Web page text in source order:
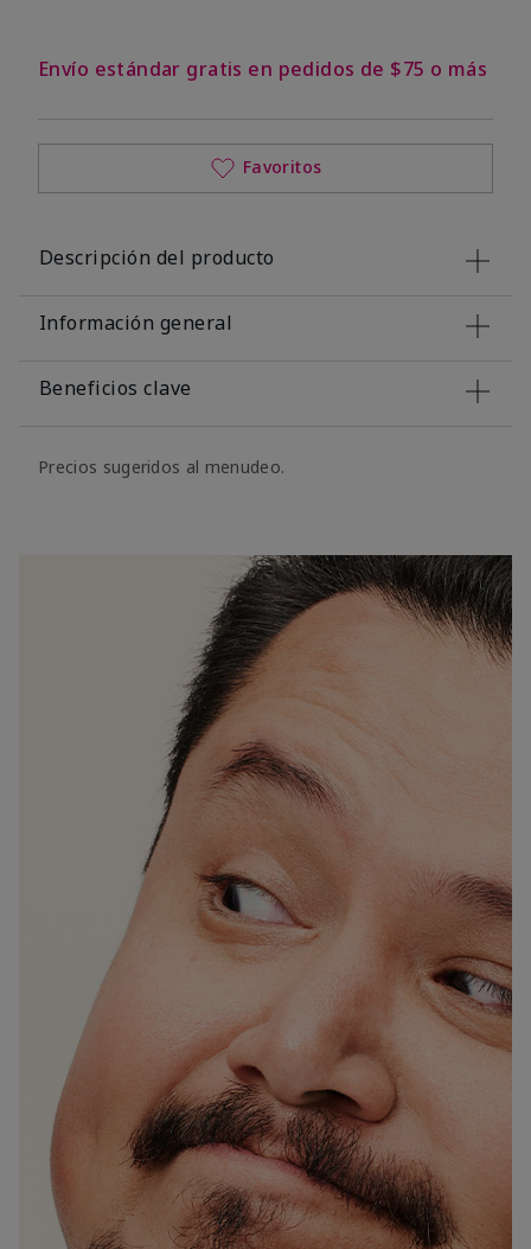
Envío estándar gratis en pedidos de $75 o más
Favoritos
Descripción del producto
Información general
Beneficios clave
Precios sugeridos al menudeo.